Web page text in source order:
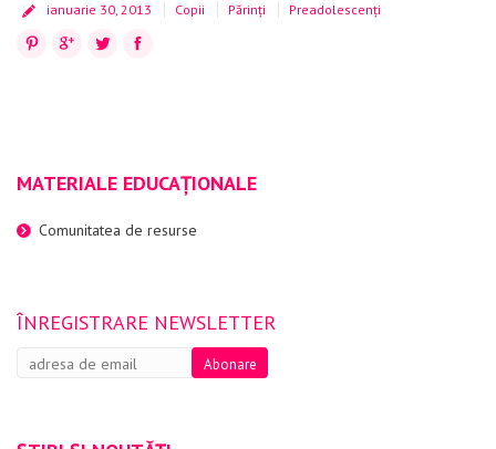
ianuarie 30, 2013 Copii Părinți Preadolescenți
Facebook
Twitter
Google+
Pinterest
MATERIALE EDUCAȚIONALE
Comunitatea de resurse
ÎNREGISTRARE NEWSLETTER